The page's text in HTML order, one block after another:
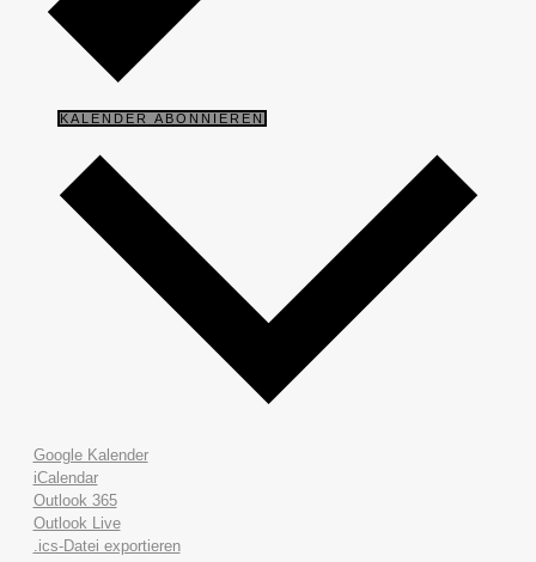
KALENDER ABONNIEREN
Google Kalender
iCalendar
Outlook 365
Outlook Live
.ics-Datei exportieren